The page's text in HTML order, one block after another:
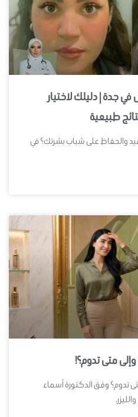
جدة | دليلك لاختيار
طبيعية
والحفاظ على شباب بشرتك؟ في
متى تدوم؟!
تدوم؟ وفق الدكتورة أسماء